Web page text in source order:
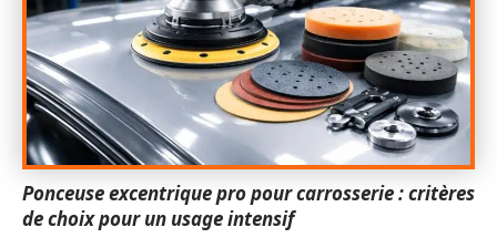
Ponceuse excentrique pro pour carrosserie : critères
de choix pour un usage intensif